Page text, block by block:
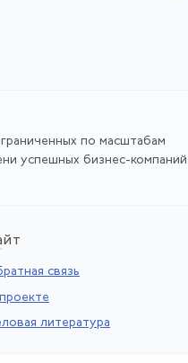
по масштабам
успешных бизнес-
йт
связь
литература